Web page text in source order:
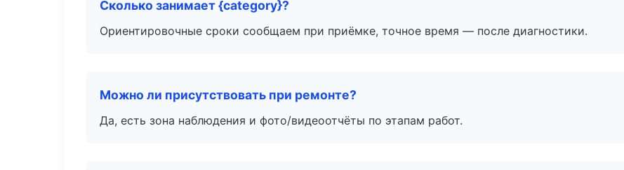
Сколько занимает {category}?
Ориентировочные сроки сообщаем при приёмке, точное время — после диагностики.
Можно ли присутствовать при ремонте?
Да, есть зона наблюдения и фото/видеоотчёты по этапам работ.